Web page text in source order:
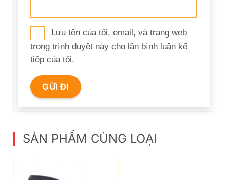
Lưu tên của tôi, email, và trang web
trong trình duyệt này cho lần bình luận kế
tiếp của tôi.
SẢN PHẨM CÙNG LOẠI